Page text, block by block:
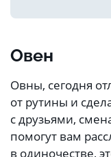
Овен
Овны, сегодня
от рутины и
с друзьями,
помогут вам
в одиночестве,